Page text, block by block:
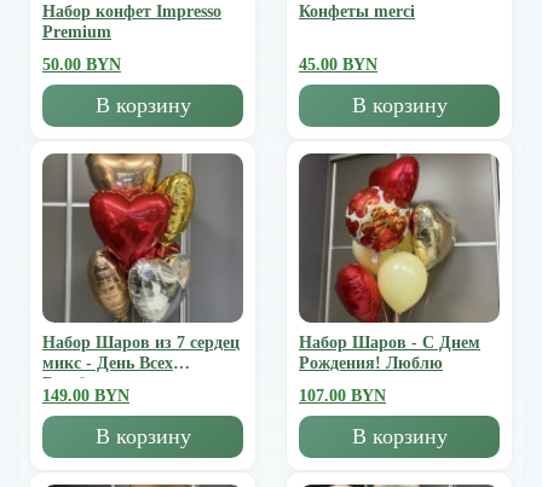
Набор конфет Impresso
Premium
50.00 BYN
В корзину
Конфеты merci
45.00 BYN
В корзину
Набор Шаров из 7 сердец
микс - День Всех
Влюбленных
149.00 BYN
В корзину
Набор Шаров - С Днем
Рождения! Люблю
107.00 BYN
В корзину